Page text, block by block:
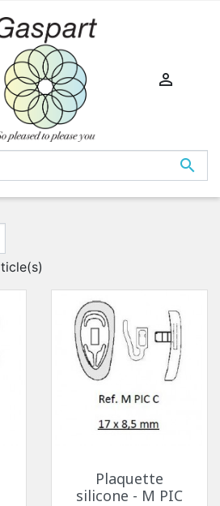


Plaquette
silicone - M PIC